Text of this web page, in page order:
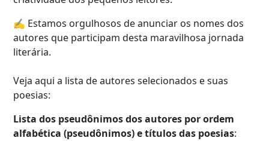
✍️ Estamos orgulhosos de anunciar os nomes dos
autores que participam desta maravilhosa jornada
literária.
Veja aqui a lista de autores selecionados e suas
poesias:
Lista dos pseudônimos dos autores por ordem
alfabética (pseudônimos) e títulos das poesias: